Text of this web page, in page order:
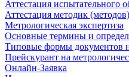
Аттестация испытательного
Аттестация методик
Метрологическая экспертиза
Основные термины и
Типовые формы документов
Прейскурант на
Онлайн-Заявка